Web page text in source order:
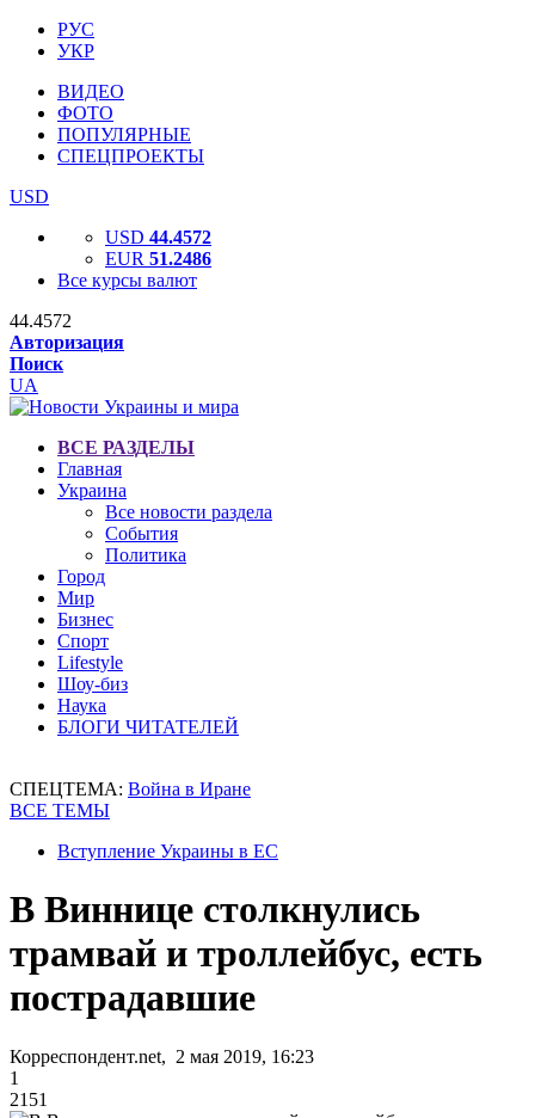
РУС
УКР
ВИДЕО
ФОТО
ПОПУЛЯРНЫЕ
СПЕЦПРОЕКТЫ
USD
USD 44.4572
EUR 51.2486
Все курсы валют
44.4572
Авторизация
Поиск
UA
ВСЕ РАЗДЕЛЫ
Главная
Украина
Все новости раздела
События
Политика
Город
Мир
Бизнес
Спорт
Lifestyle
Шоу-биз
Наука
БЛОГИ ЧИТАТЕЛЕЙ
СПЕЦТЕМА: Война в Иране
ВСЕ ТЕМЫ
Вступление Украины в ЕС
В Виннице столкнулись
трамвай и троллейбус, есть
пострадавшие
Корреспондент.net, 2 мая 2019, 16:23
1
2151